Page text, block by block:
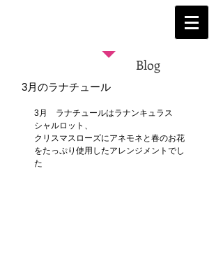
Blog
3月のラナチュール
3月　ラナチュールはラナンキュラス
シャルロット、
クリスマスローズにアネモネと春のお花
をたっぷり使用したアレンジメントでし
た